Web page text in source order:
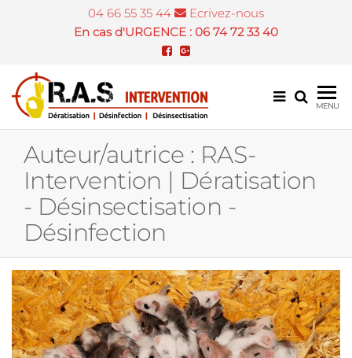
04 66 55 35 44
Ecrivez-nous
En cas d'URGENCE : 06 74 72 33 40
et
Nîmes
MENU
Auteur/autrice : RAS-
Intervention | Dératisation
- Désinsectisation -
Désinfection